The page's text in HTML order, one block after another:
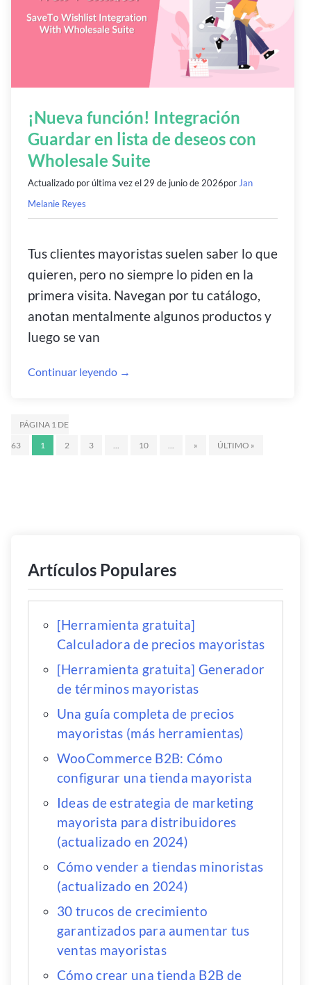
¡Nueva función! Integración
Guardar en lista de deseos con
Wholesale Suite
Actualizado por última vez el 29 de junio de 2026por Jan
Melanie Reyes
Tus clientes mayoristas suelen saber lo que
quieren, pero no siempre lo piden en la
primera visita. Navegan por tu catálogo,
anotan mentalmente algunos productos y
luego se van
Continuar leyendo →
PÁGINA 1 DE
63
1 2 3 10 » ÚLTIMO »
Artículos Populares
[Herramienta gratuita]
Calculadora de precios mayoristas
[Herramienta gratuita] Generador
de términos mayoristas
Una guía completa de precios
mayoristas (más herramientas)
WooCommerce B2B: Cómo
configurar una tienda mayorista
Ideas de estrategia de marketing
mayorista para distribuidores
(actualizado en 2024)
Cómo vender a tiendas minoristas
(actualizado en 2024)
30 trucos de crecimiento
garantizados para aumentar tus
ventas mayoristas
Cómo crear una tienda B2B de